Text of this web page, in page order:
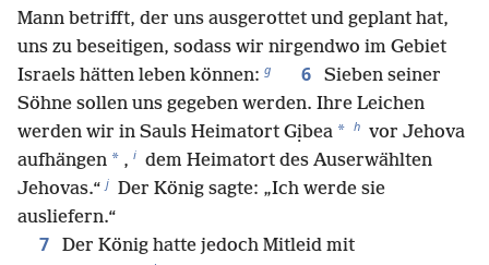
Mann betrifft, der uns ausgerottet und geplant hat,
uns zu beseitigen, sodass wir nirgendwo im Gebiet
Israels hätten leben können: g 6
Sieben seiner
Söhne sollen uns gegeben werden. Ihre Leichen
werden wir in Sauls Heimatort Gịbea * h vor Jehova
aufhängen * , i dem Heimatort des Auserwählten
Jehovas.“ j Der König sagte: „Ich werde sie
ausliefern.“
7
Der König hatte jedoch Mitleid mit